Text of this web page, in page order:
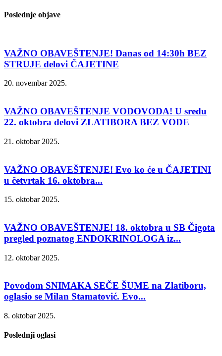
Poslednje objave
VAŽNO OBAVEŠTENJE! Danas od 14:30h BEZ
STRUJE delovi ČAJETINE
20. novembar 2025.
VAŽNO OBAVEŠTENJE VODOVODA! U sredu
22. oktobra delovi ZLATIBORA BEZ VODE
21. oktobar 2025.
VAŽNO OBAVEŠTENJE! Evo ko će u ČAJETINI
u četvrtak 16. oktobra...
15. oktobar 2025.
VAŽNO OBAVEŠTENJE! 18. oktobra u SB Čigota
pregled poznatog ENDOKRINOLOGA iz...
12. oktobar 2025.
Povodom SNIMAKA SEČE ŠUME na Zlatiboru,
oglasio se Milan Stamatović. Evo...
8. oktobar 2025.
Poslednji oglasi